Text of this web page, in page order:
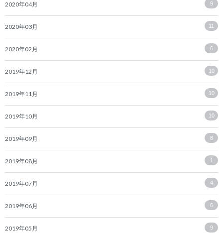
2020年04月 9
2020年03月 11
2020年02月 6
2019年12月 10
2019年11月 10
2019年10月 10
2019年09月 8
2019年08月 1
2019年07月 4
2019年06月 6
2019年05月 9